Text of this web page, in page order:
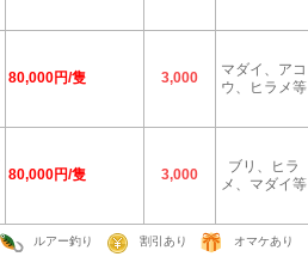
80,000円/隻 3,000
マダイ、アコ
ウ、ヒラメ等
80,000円/隻 3,000
ブリ、ヒラ
メ、マダイ等
ルアー釣り 割引あり オマケあり